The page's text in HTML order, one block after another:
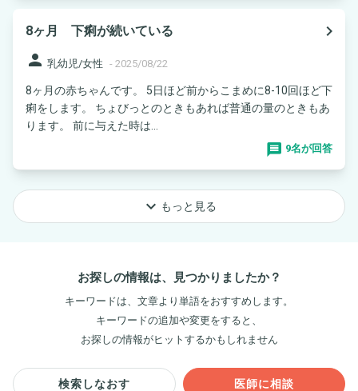
8ヶ月 下痢が続いている
navigate_next
person 乳幼児/女性 - 2025/08/22
8ヶ月の赤ちゃんです。 5日ほど前からこまめに8-10回ほど下
痢をします。 ちょびっとのときもあれば普通の量のときもあ
ります。 前に与えた時は...
9名が回答
keyboard_arrow_down もっと見る
お探しの情報は、見つかりましたか？
キーワードは、文章より単語をおすすめします。
キーワードの追加や変更をすると、
お探しの情報がヒットするかもしれません
検索しなおす 医師に相談